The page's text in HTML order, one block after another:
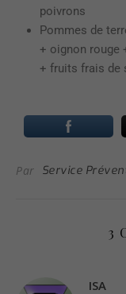
poivrons
Pommes de
+ oignon rouge
+ fruits frais de
Par Service
3
ISA